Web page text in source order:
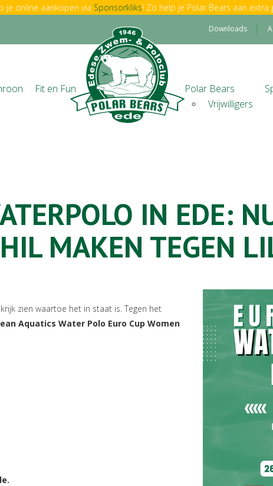
je online aankopen via Sponsorkliks! Zo help je Polar Bears aan extra
Downloads
Fit en Fun
Polar Bears
Vrijwilligers
IN EDE:
MAKEN TEGEN
zien waartoe het in staat is. Tegen het
Aquatics Water Polo Euro Cup Women